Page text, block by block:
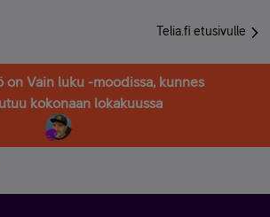
Telia.fi etusivulle
on Vain luku -moodissa, kunnes
kokonaan lokakuussa